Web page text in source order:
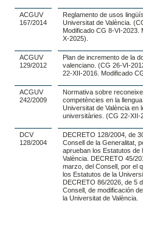
ACGUV
167/2014
Reglamento de usos
Universitat de València.
Modificado CG 8-VI-2023.
X-2025).
ACGUV
129/2012
Plan de incremento de la
valenciano. (CG 26-VI-
22-XII-2016. Modificado
ACGUV
242/2009
Normativa sobre
competències en la
Universitat de València en
universitàries. (CG 22-XII-
DCV
128/2004
DECRETO 128/2004, de
Consell de la Generalitat,
aprueban los Estatutos de
València. DECRETO 45/
marzo, del Consell, por el
los Estatutos de la
DECRETO 86/2026, de 5
Consell, de modificación
la Universitat de València.